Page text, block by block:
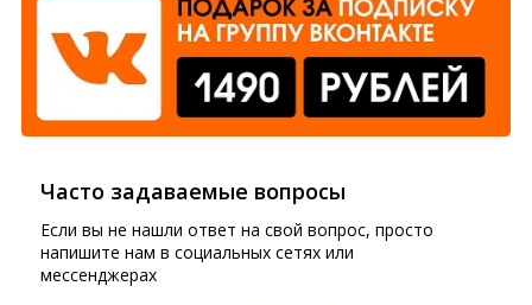
Часто задаваемые вопросы
Если вы не нашли ответ на свой вопрос, просто
напишите нам в социальных сетях или
мессенджерах